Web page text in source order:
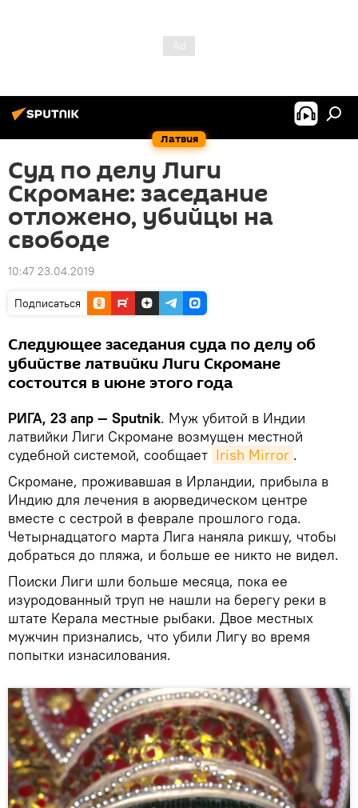
Латвия
Суд по делу Лиги
Скромане: заседание
отложено, убийцы на
свободе
10:47 23.04.2019
Подписаться
Следующее заседания суда по делу об
убийстве латвийки Лиги Скромане
состоится в июне этого года
РИГА, 23 апр — Sputnik. Муж убитой в Индии
латвийки Лиги Скромане возмущен местной
судебной системой, сообщает Irish Mirror .
Скромане, проживавшая в Ирландии, прибыла в
Индию для лечения в аюрведическом центре
вместе с сестрой в феврале прошлого года.
Четырнадцатого марта Лига наняла рикшу, чтобы
добраться до пляжа, и больше ее никто не видел.
Поиски Лиги шли больше месяца, пока ее
изуродованный труп не нашли на берегу реки в
штате Керала местные рыбаки. Двое местных
мужчин признались, что убили Лигу во время
попытки изнасилования.